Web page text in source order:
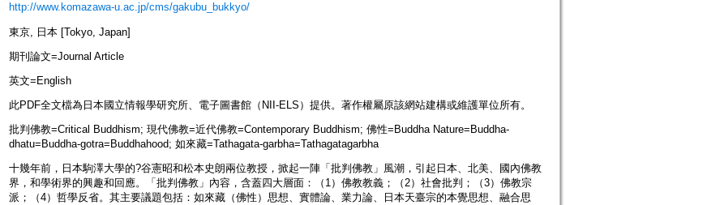
http://www.komazawa-u.ac.jp/cms/gakubu_bukkyo/
東京, 日本 [Tokyo, Japan]
期刊論文=Journal Article
英文=English
此PDF全文檔為日本國立情報學研究所、電子圖書館（NII-ELS）提供。著作權屬原該網站建構或維護單位所有。
批判佛教=Critical Buddhism; 現代佛教=近代佛教=Contemporary Buddhism; 佛性=Buddha Nature=Buddha-
dhatu=Buddha-gotra=Buddhahood; 如來藏=Tathagata-garbha=Tathagatagarbha
十幾年前，日本駒澤大學的?谷憲昭和松本史朗兩位教授，掀起一陣「批判佛教」風潮，引起日本、北美、國內佛教
界，和學術界的興趣和回應。「批判佛教」內容，含蓋四大層面：（1）佛教教義；（2）社會批判；（3）佛教宗
派；（4）哲學反省。其主要議題包括：如來藏（佛性）思想、實體論、業力論、日本天臺宗的本覺思想、融合思